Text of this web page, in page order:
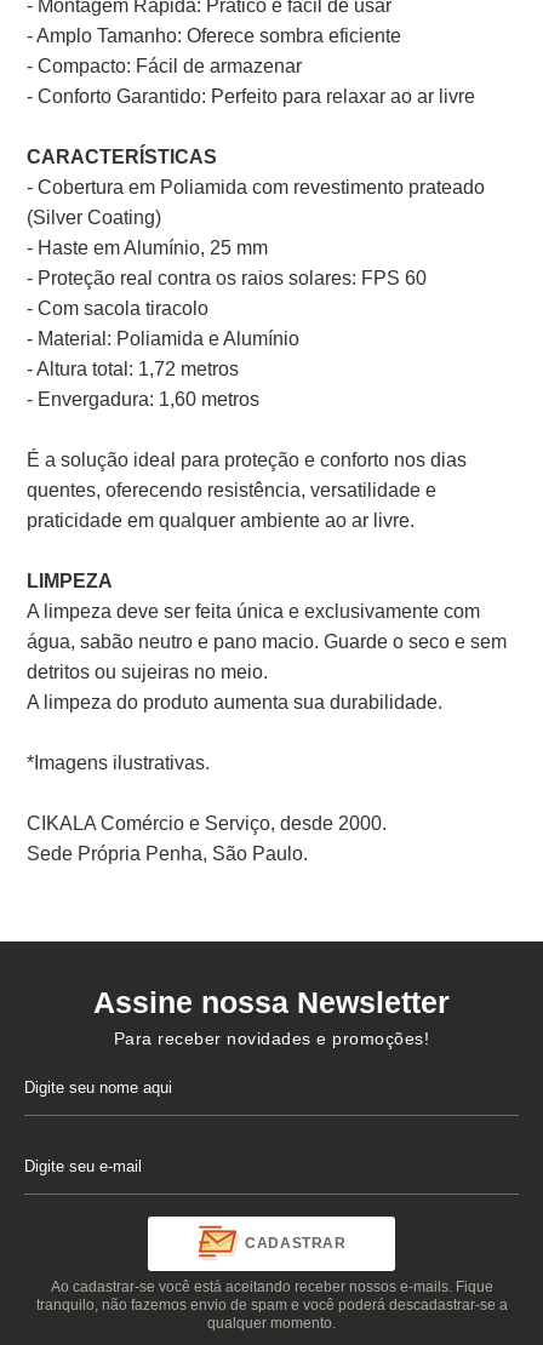
- Montagem Rápida: Prático e fácil de usar
- Amplo Tamanho: Oferece sombra eficiente
- Compacto: Fácil de armazenar
- Conforto Garantido: Perfeito para relaxar ao ar livre
CARACTERÍSTICAS
- Cobertura em Poliamida com revestimento prateado
(Silver Coating)
- Haste em Alumínio, 25 mm
- Proteção real contra os raios solares: FPS 60
- Com sacola tiracolo
- Material: Poliamida e Alumínio
- Altura total: 1,72 metros
- Envergadura: 1,60 metros
É a solução ideal para proteção e conforto nos dias
quentes, oferecendo resistência, versatilidade e
praticidade em qualquer ambiente ao ar livre.
LIMPEZA
A limpeza deve ser feita única e exclusivamente com
água, sabão neutro e pano macio. Guarde o seco e sem
detritos ou sujeiras no meio.
A limpeza do produto aumenta sua durabilidade.
*Imagens ilustrativas.
CIKALA Comércio e Serviço, desde 2000.
Sede Própria Penha, São Paulo.
Assine nossa Newsletter
Para receber novidades e promoções!
CADASTRAR
Ao cadastrar-se você está aceitando receber nossos e-mails. Fique
tranquilo, não fazemos envio de spam e você poderá descadastrar-se a
qualquer momento.